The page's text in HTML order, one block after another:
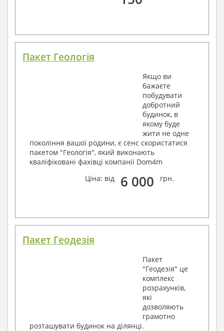
Пакет Геологія
Якщо ви
бажаєте
побудувати
добротний
будинок, в
якому буде
жити не одне
покоління вашої родини, є сенс скористатися
пакетом "Геологія", який виконають
кваліфіковані фахівці компанії Dom4m
Ціна: від
6 000 грн.
Пакет Геодезія
Пакет
"Геодезія" це
комплекс
розрахунків,
які
дозволяють
грамотно
розташувати будинок на ділянці.